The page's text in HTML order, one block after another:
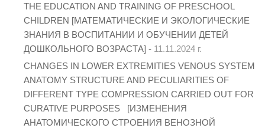
THE EDUCATION AND TRAINING OF PRESCHOOL
CHILDREN [МАТЕМАТИЧЕСКИЕ И ЭКОЛОГИЧЕСКИЕ
ЗНАНИЯ В ВОСПИТАНИИ И ОБУЧЕНИИ ДЕТЕЙ
ДОШКОЛЬНОГО ВОЗРАСТА] - 11.11.2024 г.
CHANGES IN LOWER EXTREMITIES VENOUS SYSTEM
ANATOMY STRUCTURE AND PECULIARITIES OF
DIFFERENT TYPE COMPRESSION CARRIED OUT FOR
CURATIVE PURPOSES [ИЗМЕНЕНИЯ
АНАТОМИЧЕСКОГО СТРОЕНИЯ ВЕНОЗНОЙ